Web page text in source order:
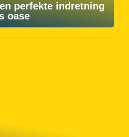
perfekte indretning
oase